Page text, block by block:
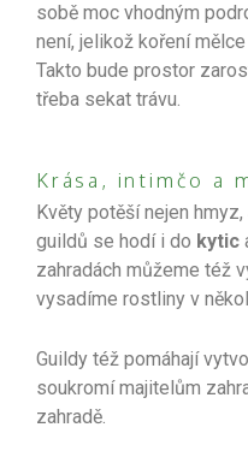
sobě moc vhodným
není, jelikož koření
Takto bude prostor
třeba sekat trávu.
Krása, intimčo a
Květy potěší nejen
guildů se hodí i do kytic
zahradách můžeme též
vysadíme rostliny v
Guildy též pomáhají
soukromí majitelům
zahradě.